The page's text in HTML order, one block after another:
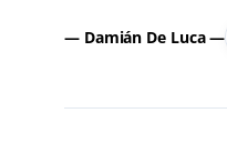
— Damián De Luca —